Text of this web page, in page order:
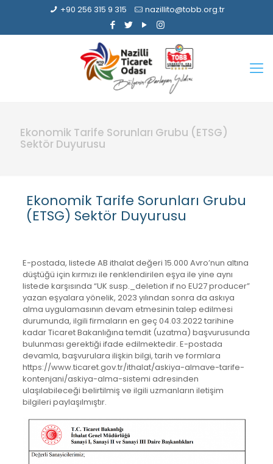
+90 256 315 9 315 nazillito@tobb.org.tr
Ekonomik Tarife Sorunları Grubu (ETSG)
Sektör Duyurusu
Ekonomik Tarife Sorunları Grubu
(ETSG) Sektör Duyurusu
E-postada, listede AB ithalat değeri 15.000 Avro’nun altına
düştüğü için kırmızı ile renklendirilen eşya ile yine aynı
listede karşısında “UK susp._deletion if no EU27 producer”
yazan eşyalara yönelik, 2023 yılından sonra da askıya
alma uygulamasının devam etmesinin talep edilmesi
durumunda, ilgili firmaların en geç 04.03.2022 tarihine
kadar Ticaret Bakanlığına temdit (uzatma) başvurusunda
bulunması gerektiği ifade edilmektedir. E-postada
devamla, başvurulara ilişkin bilgi, tarih ve formlara
https://www.ticaret.gov.tr/ithalat/askiya-almave-tarife-
kontenjani/askiya-alma-sistemi adresinden
ulaşılabileceği belirtilmiş ve ilgili uzmanların iletişim
bilgileri paylaşılmıştır.